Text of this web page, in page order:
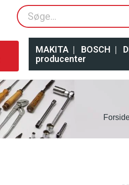
MAKITA| BOSCH |
producenter